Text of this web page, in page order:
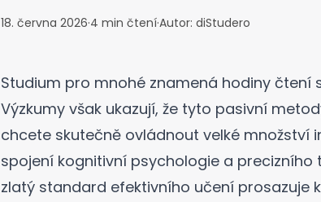
18. června 2026·4 min čtení·Autor: diStudero
Studium pro mnohé znamená hodiny čtení
Výzkumy však ukazují, že tyto pasivní
chcete skutečně ovládnout velké množství
spojení kognitivní psychologie a
zlatý standard efektivního učení prosazuje